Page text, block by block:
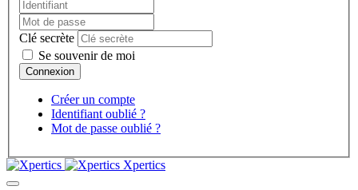
Clé secrète
Se souvenir de moi
Créer un compte
Identifiant oublié ?
Mot de passe oublié ?
Xpertics